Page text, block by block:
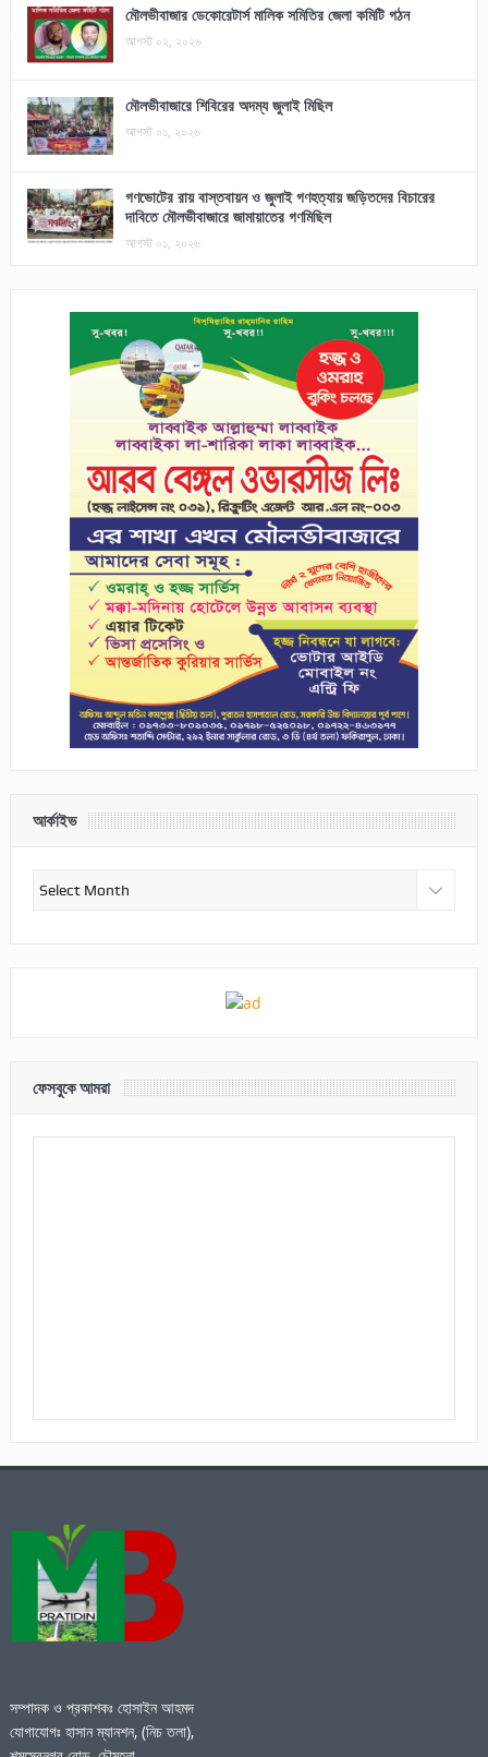
মৌলভীবাজার ডেকোরেটার্স মালিক সমিতির জেলা কমিটি গঠন
আগস্ট ০২, ২০২৬
মৌলভীবাজারে শিবিরের অদম্য জুলাই মিছিল
আগস্ট ০১, ২০২৬
গণভোটের রায় বাস্তবায়ন ও জুলাই গণহত্যায় জড়িতদের বিচারের
দাবিতে মৌলভীবাজারে জামায়াতের গণমিছিল
আগস্ট ০১, ২০২৬
আর্কাইভ
আর্কাইভ
ফেসবুকে আমরা
সম্পাদক ও প্রকাশকঃ হোসাইন আহমদ
যোগাযোগঃ হাসান ম্যানশন, (নিচ তলা),